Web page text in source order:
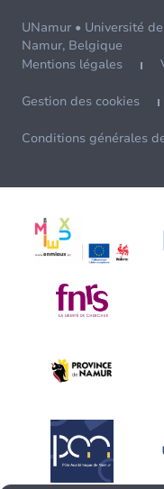
UNamur • Université
Namur, Belgique
Mentions légales
Gestion des cookies
Conditions générales